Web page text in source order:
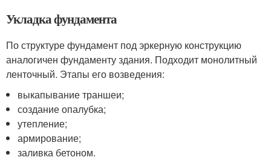
Укладка фундамента
По структуре фундамент под эркерную конструкцию
аналогичен фундаменту здания. Подходит монолитный
ленточный. Этапы его возведения:
выкапывание траншеи;
создание опалубка;
утепление;
армирование;
заливка бетоном.